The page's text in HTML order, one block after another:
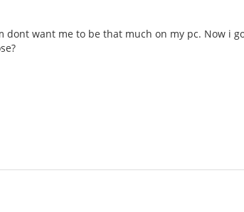
dont want me to be that much on my pc. Now i